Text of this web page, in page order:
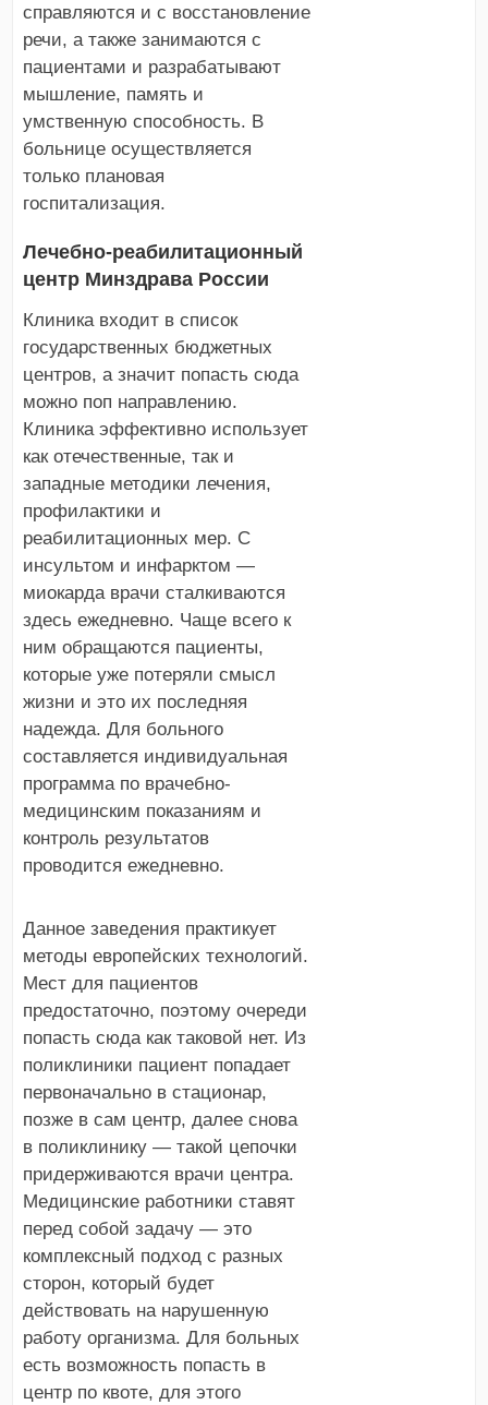
справляются и с восстановление
речи, а также занимаются с
пациентами и разрабатывают
мышление, память и
умственную способность. В
больнице осуществляется
только плановая
госпитализация.
Лечебно-реабилитационный
центр Минздрава России
Клиника входит в список
государственных бюджетных
центров, а значит попасть сюда
можно поп направлению.
Клиника эффективно использует
как отечественные, так и
западные методики лечения,
профилактики и
реабилитационных мер. С
инсультом и инфарктом —
миокарда врачи сталкиваются
здесь ежедневно. Чаще всего к
ним обращаются пациенты,
которые уже потеряли смысл
жизни и это их последняя
надежда. Для больного
составляется индивидуальная
программа по врачебно-
медицинским показаниям и
контроль результатов
проводится ежедневно.
Данное заведения практикует
методы европейских технологий.
Мест для пациентов
предостаточно, поэтому очереди
попасть сюда как таковой нет. Из
поликлиники пациент попадает
первоначально в стационар,
позже в сам центр, далее снова
в поликлинику — такой цепочки
придерживаются врачи центра.
Медицинские работники ставят
перед собой задачу — это
комплексный подход с разных
сторон, который будет
действовать на нарушенную
работу организма. Для больных
есть возможность попасть в
центр по квоте, для этого